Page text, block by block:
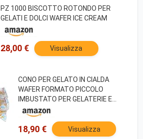
PZ 1000 BISCOTTO ROTONDO PER
GELATI E DOLCI WAFER ICE CREAM
28,00 € Visualizza
CONO PER GELATO IN CIALDA
WAFER FORMATO PICCOLO
IMBUSTATO PER GELATERIE E
PASTICCERIE (PZ 63)
18,90 € Visualizza